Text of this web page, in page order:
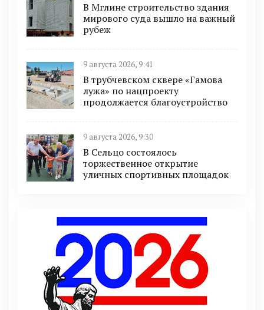
В Мглине строительство здания
мирового суда вышло на важный
рубеж
9 августа 2026, 9:41
В трубчевском сквере «Гамова
лужа» по нацпроекту
продолжается благоустройство
9 августа 2026, 9:30
В Сельцо состоялось
торжественное открытие
уличных спортивных площадок